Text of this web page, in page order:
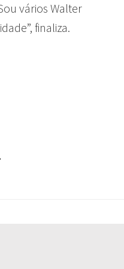
vários Walter
finaliza.
.